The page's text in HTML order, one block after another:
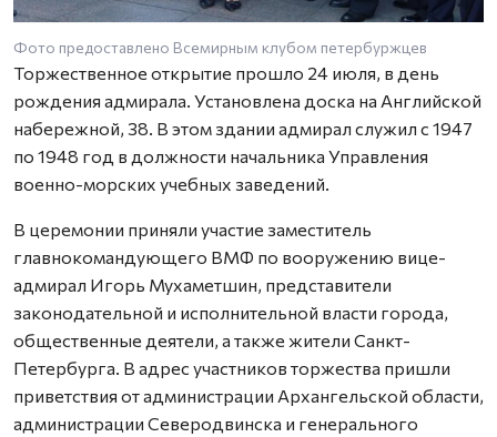
Фото предоставлено Всемирным клубом петербуржцев
Торжественное открытие прошло 24 июля, в день
рождения адмирала. Установлена доска на Английской
набережной, 38. В этом здании адмирал служил с 1947
по 1948 год в должности начальника Управления
военно-морских учебных заведений.
В церемонии приняли участие заместитель
главнокомандующего ВМФ по вооружению вице-
адмирал Игорь Мухаметшин, представители
законодательной и исполнительной власти города,
общественные деятели, а также жители Санкт-
Петербурга. В адрес участников торжества пришли
приветствия от администрации Архангельской области,
администрации Северодвинска и генерального